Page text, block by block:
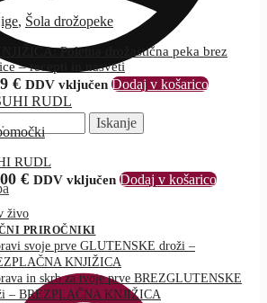
Iskanje
, Šola drožopeke
Poletna drožastična peka brez
– recepti in nasveti
€ DDV vključen Dodaj v košarico
RUDL
€ DDV vključen Dodaj v košarico
živo
PRIROČNIKI
svoje prve GLUTENSKE droži –
KNJIŽICA
in skrb za tvoje prve BREZGLUTENSKE
– BREZPLAČNA KNJIŽICA